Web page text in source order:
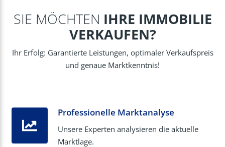
SIE MÖCHTEN IHRE IMMOBILIE
VERKAUFEN?
Ihr Erfolg: Garantierte Leistungen, optimaler Verkaufspreis
und genaue Marktkenntnis!
Professionelle Marktanalyse
Unsere Experten analysieren die aktuelle
Marktlage.